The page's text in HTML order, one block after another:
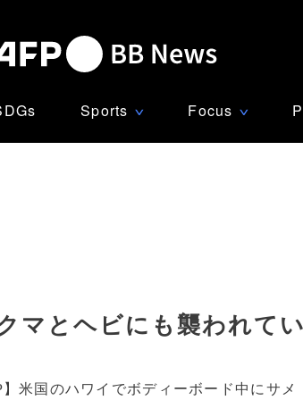
Sports ∨ Focus ∨
マとヘビにも襲われて
】米国のハワイでボディーボード中にサメ